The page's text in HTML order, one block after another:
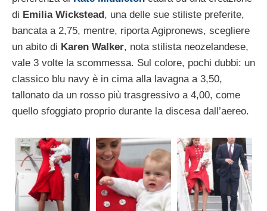
di Emilia Wickstead , una delle sue stiliste preferite,
bancata a 2,75, mentre, riporta Agipronews, scegliere
un abito di Karen Walker, nota stilista neozelandese,
vale 3 volte la scommessa. Sul colore, pochi dubbi: un
classico blu navy è in cima alla lavagna a 3,50,
tallonato da un rosso più trasgressivo a 4,00, come
quello sfoggiato proprio durante la discesa dall’aereo.